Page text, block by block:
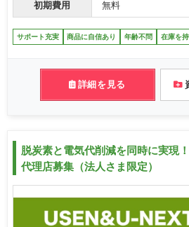
初期費用 無料
サポート充実 商品に自信あり 年齢不問 在庫を
詳細を見る
脱炭素と電気代削減を同時に実現
代理店募集（法人さま限定）